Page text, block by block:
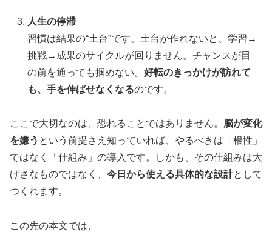
人生の停滞
習慣は結果の“土台”です。土台が作れないと、学習→
挑戦→成果のサイクルが回りません。チャンスが目
の前を通っても掴めない。好転のきっかけが訪れて
も、手を伸ばせなくなるのです。
ここで大切なのは、恐れることではありません。 脳が変化
を嫌う という前提さえ知っていれば、やるべきは「根性」
ではなく「仕組み」の導入です。しかも、その仕組みは大
げさなものではなく、 今日から使える具体的な設計として
つくれます。
この先の本文では、